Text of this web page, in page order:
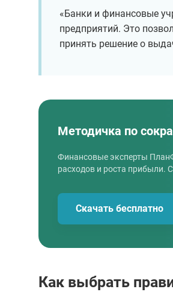
«Банки и финансовые
предприятий. Это
принять решение о
Методичка по
Финансовые эксперты
расходов и роста прибыли.
Скачать бесплатно
Как выбрать